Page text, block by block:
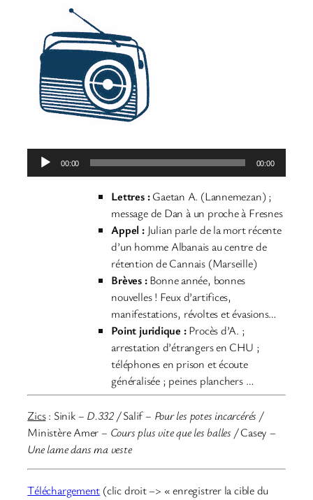
Lecteur
audio
00:00 00:00
Lettres :Gaetan A. (Lannemezan) ;
message de Dan à un proche à Fresnes
Appel :Julian parle de la mort récente
d’un homme Albanais au centre de
rétention de Cannais (Marseille)
Brèves:Bonne année, bonnes
nouvelles ! Feux d’artifices,
manifestations, révoltes et évasions…
Point juridique :Procès d’A. ;
arrestation d’étrangers en CHU ;
téléphones en prison et écoute
généralisée ; peines planchers …
Zics: Sinik– D.332 /Salif– Pour les potes incarcérés /
Ministère Amer – Cours plus vite que les balles /Casey –
Une lame dans ma veste
Téléchargement (clic droit –> « enregistrer la cible du